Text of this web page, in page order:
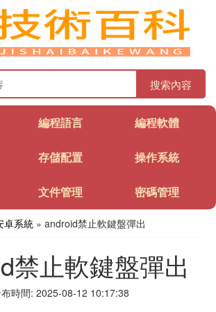
搜索內容
編程語言 編程軟體
存儲配置 操作系統
文件管理 密碼管理
卓系統 » android禁止軟鍵盤彈出
禁止軟鍵盤彈出
時間: 2025-08-12 10:17:38